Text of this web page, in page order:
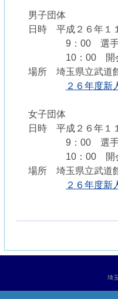
男子団体
日時 平成２６年１
9：00 選手入
10：00 開
場所 埼玉県立武道
２６年度新
女子団体
日時 平成２６年１
9：00 選手入
10：00 開
場所 埼玉県立武道
２６年度新
埼